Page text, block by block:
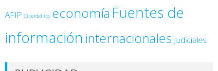
AFIP Ciberdelitos economía Fuentes de
información internacionales Judiciales